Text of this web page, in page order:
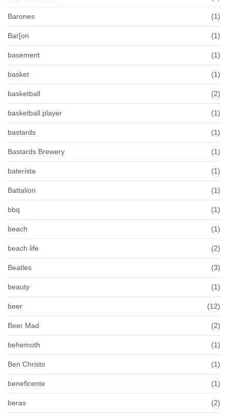
Barones (1)
Bar[on (1)
basement (1)
basket (1)
basketball (2)
basketball player (1)
bastards (1)
Bastards Brewery (1)
baterista (1)
Battalion (1)
bbq (1)
beach (1)
beach life (2)
Beatles (3)
beauty (1)
beer (12)
Beer Mad (2)
behemoth (1)
Ben Christo (1)
beneficente (1)
beras (2)